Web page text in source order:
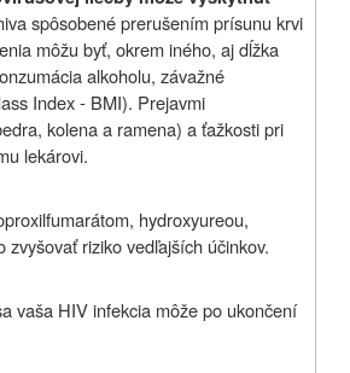
spôsobené prerušením prísunu krvi
môžu byť, okrem iného, aj dĺžka
alkoholu, závažné
Index - BMI). Prejavmi
kolena a ramena) a ťažkosti pri
lekárovi.
hydroxyureou,
riziko vedľajších účinkov.
vaša HIV infekcia môže po ukončení